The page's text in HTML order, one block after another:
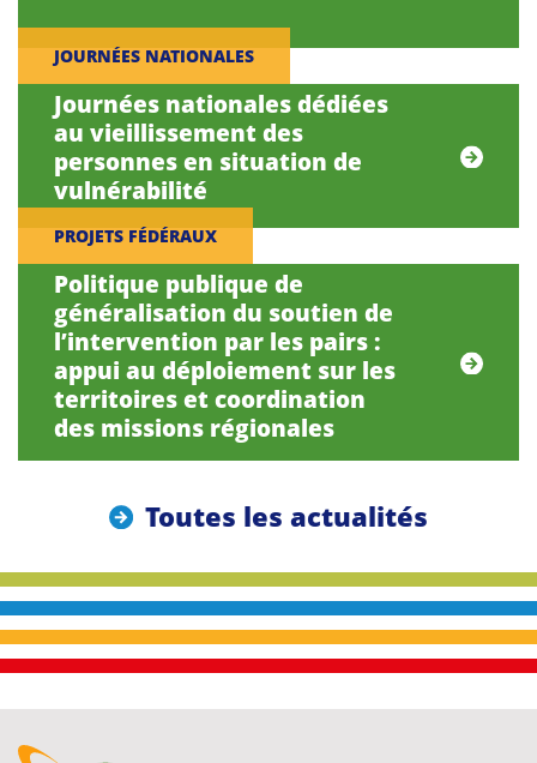
JOURNÉES NATIONALES
Journées nationales dédiées
au vieillissement des
personnes en situation de
vulnérabilité
PROJETS FÉDÉRAUX
Politique publique de
généralisation du soutien de
l’intervention par les pairs :
appui au déploiement sur les
territoires et coordination
des missions régionales
Toutes les actualités